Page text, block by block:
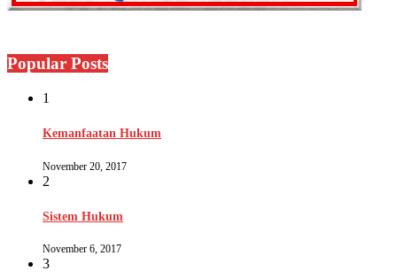
Popular Posts
1
Kemanfaatan Hukum
November 20, 2017
2
Sistem Hukum
November 6, 2017
3